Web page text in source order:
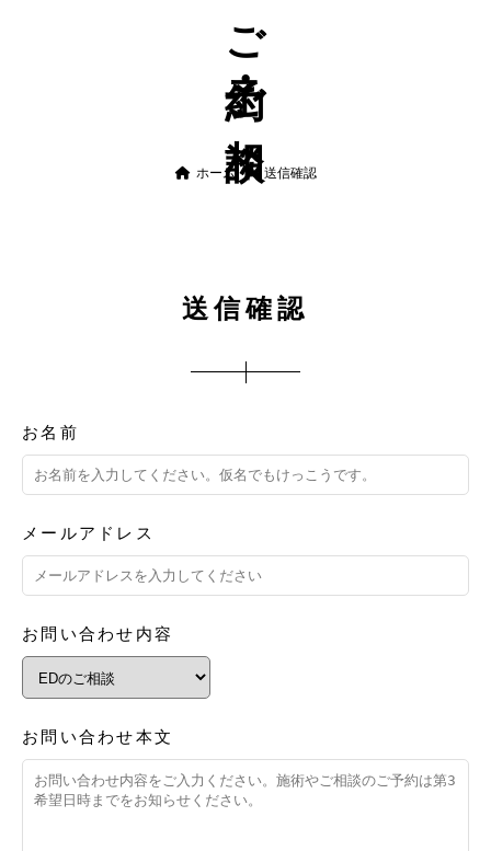
ご予約・ご相談
ホーム 送信確認
送信確認
お名前
メールアドレス
お問い合わせ内容
お問い合わせ本文